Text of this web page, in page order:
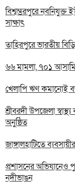
বিশ্বম্ভরপুরে
সাক্ষাৎ
তাহিরপুরে ভারতীয়
৬৬ মামলা, ৭০১
খেলাপি ঋণ কমানোই
শ্রীবরদী উপজেলা
অনুষ্ঠিত
জাঙ্গালহাটিতে
প্রশাসনের অভিযানেও
নদীভাঙন